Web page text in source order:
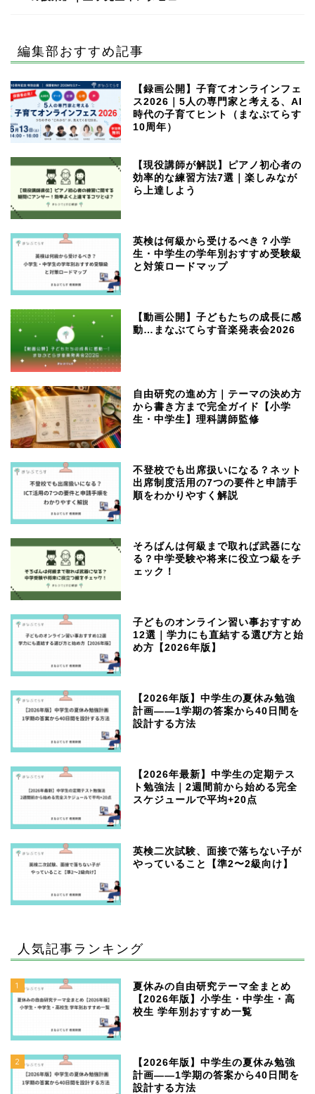
編集部おすすめ記事
【録画公開】子育てオンラインフェ
ス2026｜5人の専門家と考える、AI
時代の子育てヒント（まなぶてらす
10周年）
【現役講師が解説】ピアノ初心者の
効率的な練習方法7選｜楽しみなが
ら上達しよう
英検は何級から受けるべき？小学
生・中学生の学年別おすすめ受験級
と対策ロードマップ
【動画公開】子どもたちの成長に感
動…まなぶてらす音楽発表会2026
自由研究の進め方｜テーマの決め方
から書き方まで完全ガイド【小学
生・中学生】理科講師監修
不登校でも出席扱いになる？ネット
出席制度活用の7つの要件と申請手
順をわかりやすく解説
そろばんは何級まで取れば武器にな
る？中学受験や将来に役立つ級をチ
ェック！
子どものオンライン習い事おすすめ
12選｜学力にも直結する選び方と始
め方【2026年版】
【2026年版】中学生の夏休み勉強
計画——1学期の答案から40日間を
設計する方法
【2026年最新】中学生の定期テス
ト勉強法｜2週間前から始める完全
スケジュールで平均+20点
英検二次試験、面接で落ちない子が
やっていること【準2〜2級向け】
人気記事ランキング
1
夏休みの自由研究テーマ全まとめ
【2026年版】小学生・中学生・高
校生 学年別おすすめ一覧
2
【2026年版】中学生の夏休み勉強
計画——1学期の答案から40日間を
設計する方法